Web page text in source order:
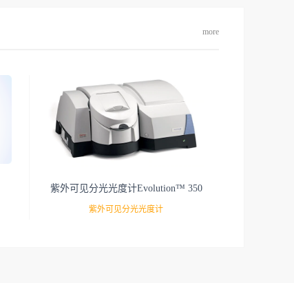
more
紫外可见分光光度计Evolution™ 350
紫外可见分光光度计